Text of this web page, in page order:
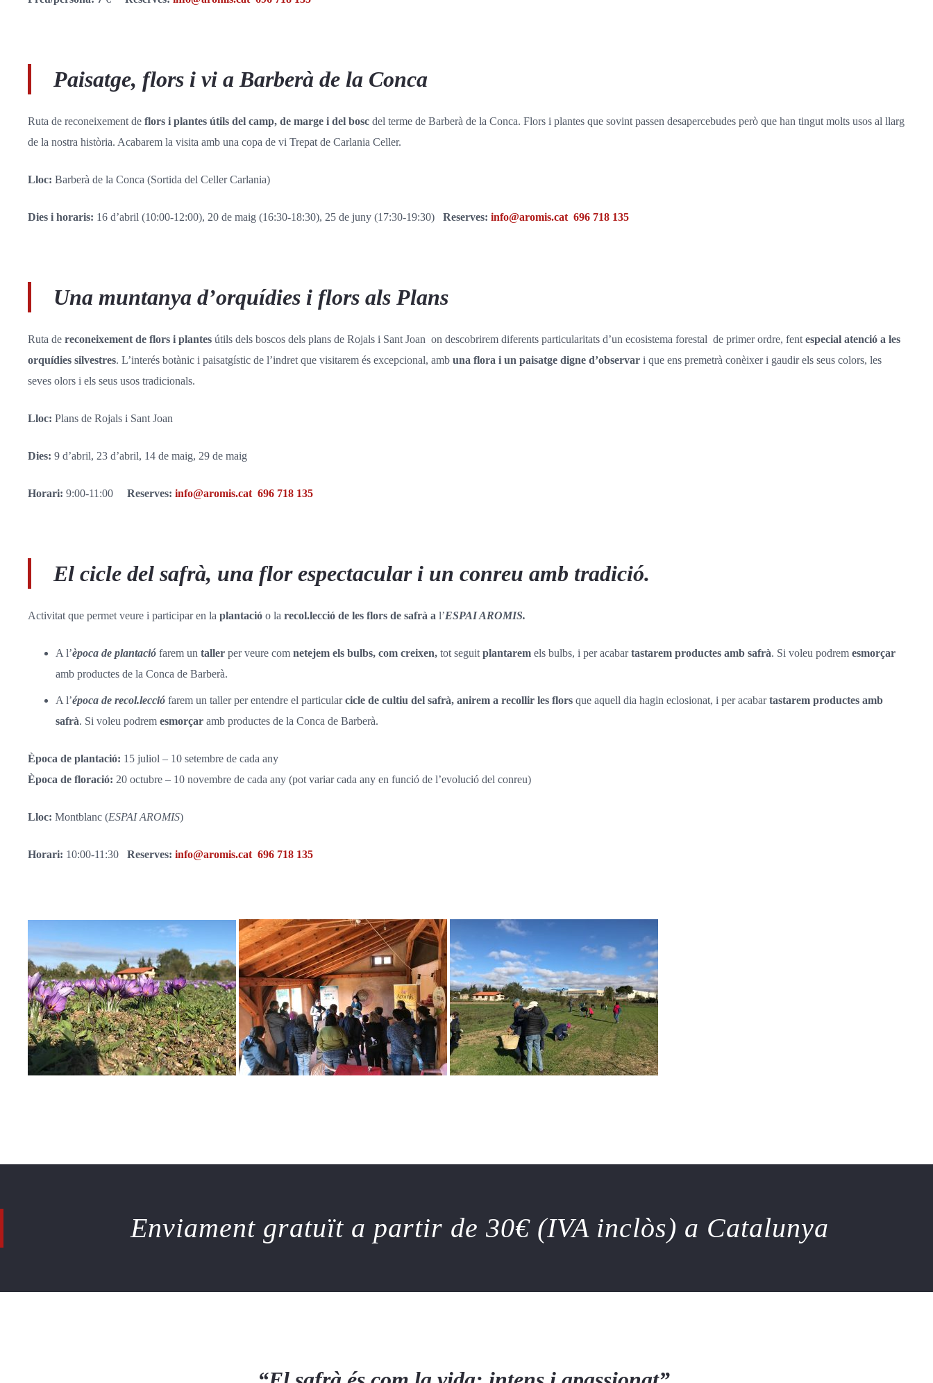
Paisatge, flors i vi a Barberà de la Conca
Ruta de reconeixement de flors i plantes útils del camp, de marge i del bosc del terme de Barberà de la Conca. Flors i plantes que sovint passen desapercebudes però que han tingut molts usos al llarg
de la nostra història. Acabarem la visita amb una copa de vi Trepat de Carlania Celler.
Lloc: Barberà de la Conca (Sortida del Celler Carlania)
Dies i horaris: 16 d’abril (10:00-12:00), 20 de maig (16:30-18:30), 25 de juny (17:30-19:30) Reserves: info@aromis.cat 696 718 135
Una muntanya d’orquídies i flors als Plans
Ruta de reconeixement de flors i plantes útils dels boscos dels plans de Rojals i Sant Joan on descobrirem diferents particularitats d’un ecosistema forestal de primer ordre, fent especial atenció a les
orquídies silvestres. L’interés botànic i paisatgístic de l’indret que visitarem és excepcional, amb una flora i un paisatge digne d’observar i que ens premetrà conèixer i gaudir els seus colors, les
seves olors i els seus usos tradicionals.
Lloc: Plans de Rojals i Sant Joan
Dies: 9 d’abril, 23 d’abril, 14 de maig, 29 de maig
Horari: 9:00-11:00 Reserves: info@aromis.cat 696 718 135
El cicle del safrà, una flor espectacular i un conreu amb tradició.
Activitat que permet veure i participar en la plantació o la recol.lecció de les flors de safrà a l’ESPAI AROMIS.
A l’època de plantació farem un taller per veure com netejem els bulbs, com creixen, tot seguit plantarem els bulbs, i per acabartastarem productes amb safrà. Si voleu podrem esmorçar
amb productes de la Conca de Barberà.
A l’época de recol.lecció farem un taller per entendre el particularcicle de cultiu del safrà, anirem a recollir les flors que aquell dia hagin eclosionat, i per acabartastarem productes amb
safrà. Si voleu podrem esmorçar amb productes de la Conca de Barberà.
Època de plantació: 15 juliol – 10 setembre de cada any
Època de floració: 20 octubre – 10 novembre de cada any (pot variar cada any en funció de l’evolució del conreu)
Lloc: Montblanc (ESPAI AROMIS)
Horari: 10:00-11:30 Reserves: info@aromis.cat 696 718 135
Enviament gratuït a partir de 30€ (IVA inclòs) a Catalunya